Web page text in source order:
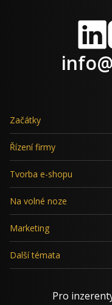
LinkedIn
X
Začátky
Řízení firmy
Tvorba e-shopu
Na volné noze
Marketing
Další témata
Pro